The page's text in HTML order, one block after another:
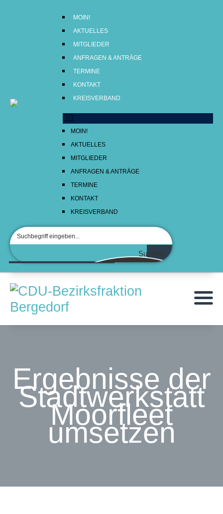
MOIN!
AKTUELLES
MITGLIEDER
ANFRAGEN & ANTRÄGE
TERMINE
KONTAKT
KREISVERBAND
MOIN!
AKTUELLES
MITGLIEDER
ANFRAGEN & ANTRÄGE
TERMINE
KONTAKT
KREISVERBAND
Suchen
Ergebnisse der
Stadtwerkstatt
Moorfleet
umsetzen
AKTUELLES
ANFRAGEN & ANTRÄGE
KREISVERBAND